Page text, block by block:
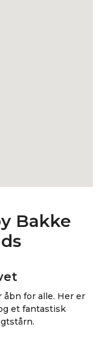
Bakke
for alle. Her er
et fantastisk